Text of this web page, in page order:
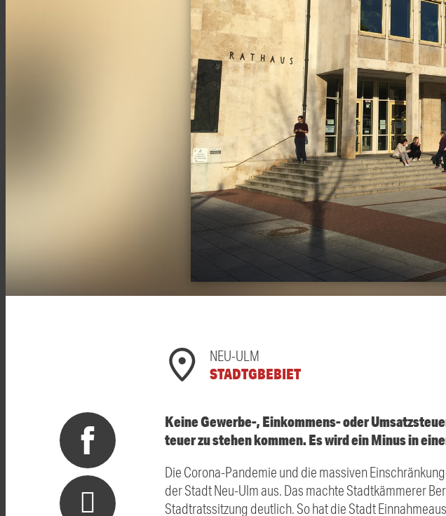
NEU-ULM
STADTGBEBIET
Keine Gewerbe-, Einkommens- oder
teuer zu stehen kommen. Es wird ein Minus in
Die Corona-Pandemie und die massiven
der Stadt Neu-Ulm aus. Das machte Stadtkämmerer
Stadtratssitzung deutlich. So hat die Stadt